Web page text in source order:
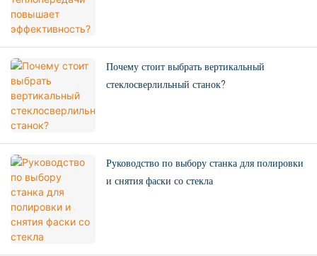
Почему стоит выбрать вертикальный
стеклосверлильный станок?
Руководство по выбору станка для полировки
и снятия фаски со стекла